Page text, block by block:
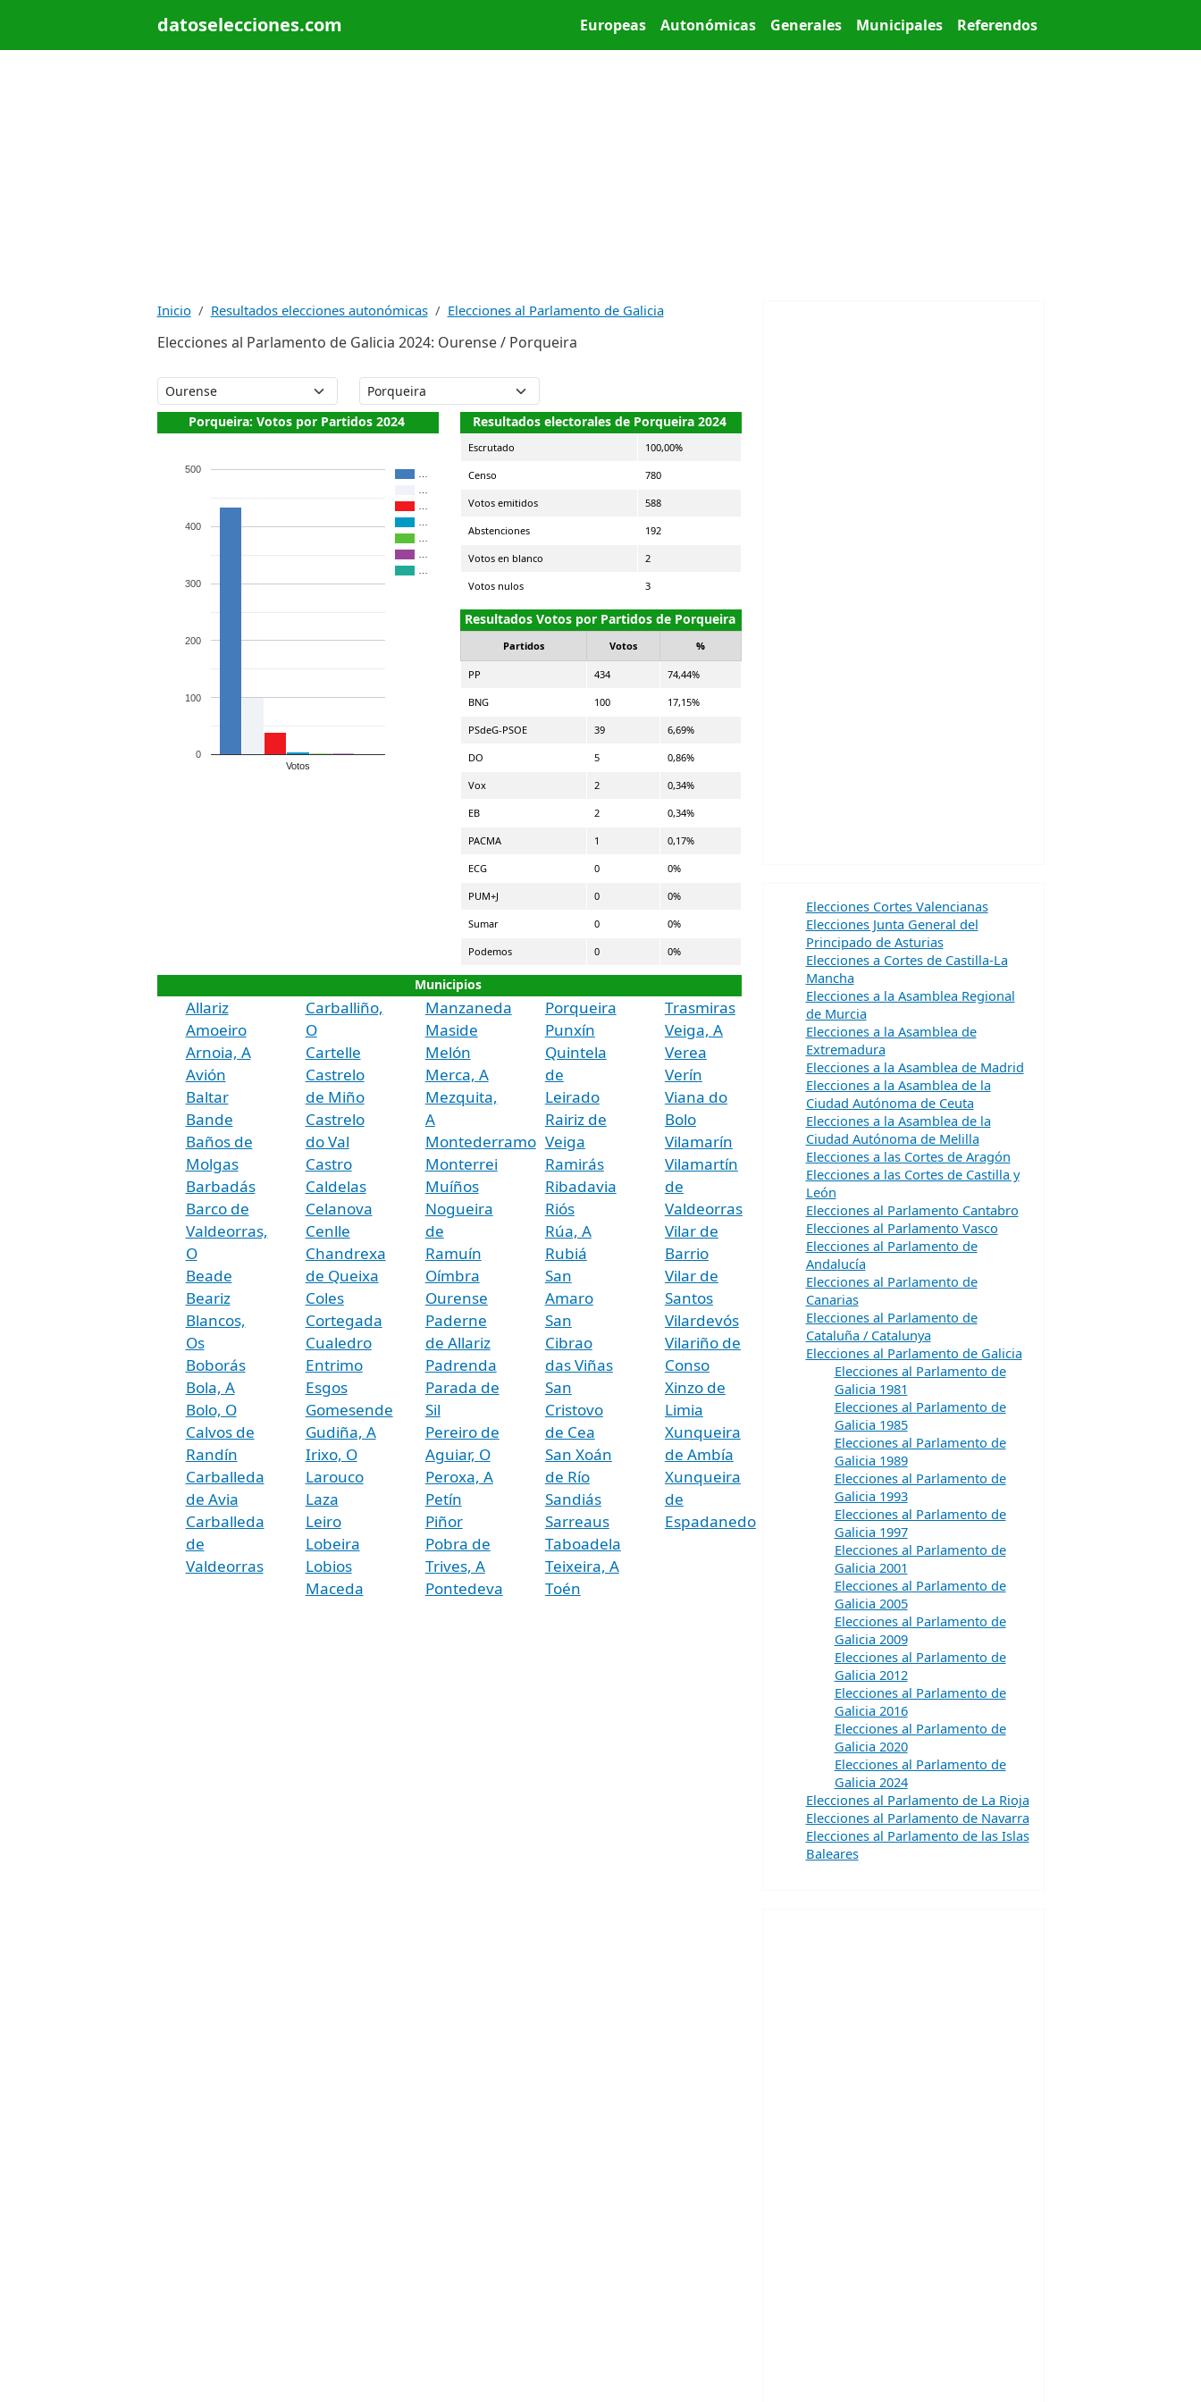
datoselecciones.com Main menu
Europeas Autonómicas Generales Municipales Referendos
Inicio Resultados elecciones autonómicas Elecciones al Parlamento de Galicia
Elecciones al Parlamento de Galicia 2024: Ourense / Porqueira
Porqueira: Votos por Partidos 2024
Votos
0
100
200
300
400
500
Resultados electorales de Porqueira 2024
Escrutado 100,00%
Censo 780
Votos emitidos 588
Abstenciones 192
Votos en blanco 2
Votos nulos 3
Resultados Votos por Partidos de Porqueira
Partidos Votos %
PP 434 74,44%
BNG 100 17,15%
PSdeG-PSOE 39 6,69%
DO 5 0,86%
Vox 2 0,34%
EB 2 0,34%
PACMA 1 0,17%
ECG 0 0%
PUM+J 0 0%
Sumar 0 0%
Podemos 0 0%
Municipios
Allariz
Amoeiro
Arnoia, A
Avión
Baltar
Bande
Baños de
Molgas
Barbadás
Barco de
Valdeorras,
O
Beade
Beariz
Blancos,
Os
Boborás
Bola, A
Bolo, O
Calvos de
Randín
Carballeda
de Avia
Carballeda
de
Valdeorras
Carballiño,
O
Cartelle
Castrelo
de Miño
Castrelo
do Val
Castro
Caldelas
Celanova
Cenlle
Chandrexa
de Queixa
Coles
Cortegada
Cualedro
Entrimo
Esgos
Gomesende
Gudiña, A
Irixo, O
Larouco
Laza
Leiro
Lobeira
Lobios
Maceda
Manzaneda
Maside
Melón
Merca, A
Mezquita,
A
Montederramo
Monterrei
Muíños
Nogueira
de
Ramuín
Oímbra
Ourense
Paderne
de Allariz
Padrenda
Parada de
Sil
Pereiro de
Aguiar, O
Peroxa, A
Petín
Piñor
Pobra de
Trives, A
Pontedeva
Porqueira
Punxín
Quintela
de
Leirado
Rairiz de
Veiga
Ramirás
Ribadavia
Riós
Rúa, A
Rubiá
San
Amaro
San
Cibrao
das Viñas
San
Cristovo
de Cea
San Xoán
de Río
Sandiás
Sarreaus
Taboadela
Teixeira, A
Toén
Trasmiras
Veiga, A
Verea
Verín
Viana do
Bolo
Vilamarín
Vilamartín
de
Valdeorras
Vilar de
Barrio
Vilar de
Santos
Vilardevós
Vilariño de
Conso
Xinzo de
Limia
Xunqueira
de Ambía
Xunqueira
de
Espadanedo
Elecciones Cortes Valencianas
Elecciones Junta General del
Principado de Asturias
Elecciones a Cortes de Castilla-La
Mancha
Elecciones a la Asamblea Regional
de Murcia
Elecciones a la Asamblea de
Extremadura
Elecciones a la Asamblea de Madrid
Elecciones a la Asamblea de la
Ciudad Autónoma de Ceuta
Elecciones a la Asamblea de la
Ciudad Autónoma de Melilla
Elecciones a las Cortes de Aragón
Elecciones a las Cortes de Castilla y
León
Elecciones al Parlamento Cantabro
Elecciones al Parlamento Vasco
Elecciones al Parlamento de
Andalucía
Elecciones al Parlamento de
Canarias
Elecciones al Parlamento de
Cataluña / Catalunya
Elecciones al Parlamento de Galicia
Elecciones al Parlamento de
Galicia 1981
Elecciones al Parlamento de
Galicia 1985
Elecciones al Parlamento de
Galicia 1989
Elecciones al Parlamento de
Galicia 1993
Elecciones al Parlamento de
Galicia 1997
Elecciones al Parlamento de
Galicia 2001
Elecciones al Parlamento de
Galicia 2005
Elecciones al Parlamento de
Galicia 2009
Elecciones al Parlamento de
Galicia 2012
Elecciones al Parlamento de
Galicia 2016
Elecciones al Parlamento de
Galicia 2020
Elecciones al Parlamento de
Galicia 2024
Elecciones al Parlamento de La Rioja
Elecciones al Parlamento de Navarra
Elecciones al Parlamento de las Islas
Baleares